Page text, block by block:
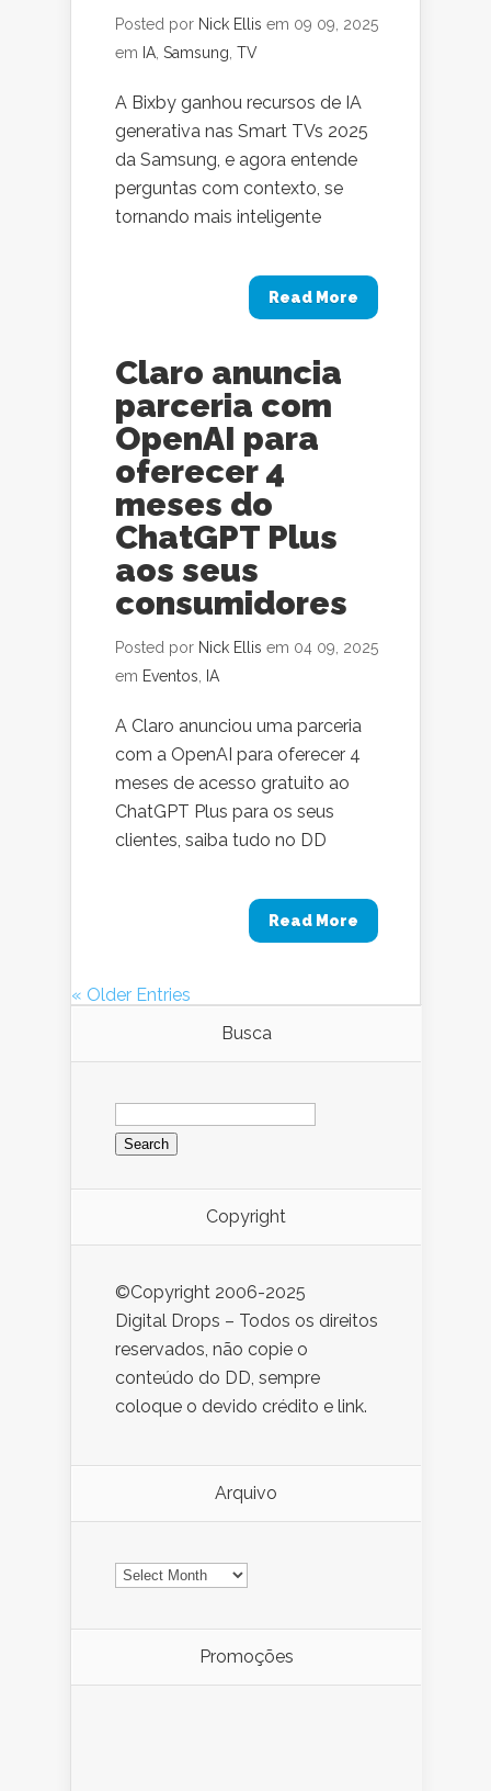
Posted por Nick Ellis em 09 09, 2025
em IA Samsung TV
A Bixby ganhou recursos de IA
generativa nas Smart TVs 2025
da Samsung, e agora entende
perguntas com contexto, se
tornando mais inteligente
Read More
Claro anuncia
parceria com
OpenAI para
oferecer 4
meses do
ChatGPT Plus
aos seus
consumidores
Posted por Nick Ellis em 04 09, 2025
em Eventos IA
A Claro anunciou uma parceria
com a OpenAI para oferecer 4
meses de acesso gratuito ao
ChatGPT Plus para os seus
clientes, saiba tudo no DD
Read More
« Older Entries
Busca
Search
for:
Copyright
©Copyright 2006-2025
Digital Drops – Todos os direitos
reservados, não copie o
conteúdo do DD, sempre
coloque o devido crédito e link.
Arquivo
Arquivo
Promoções